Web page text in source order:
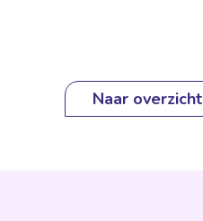
Naar overzicht